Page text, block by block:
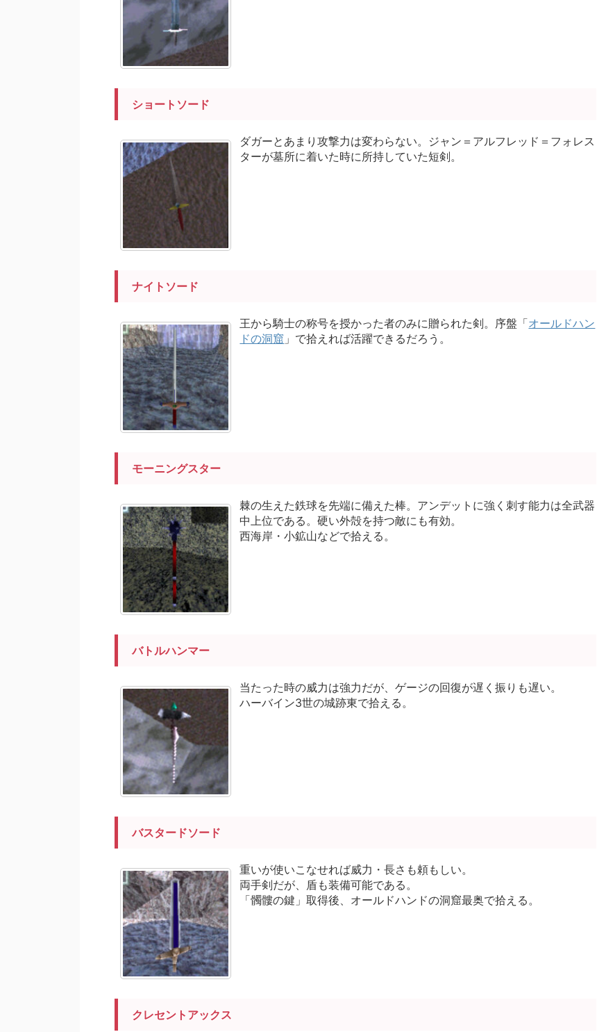
ショートソード
ダガーとあまり攻撃力は変わらない。ジャン＝アルフレッド＝フォレス
ターが墓所に着いた時に所持していた短剣。
ナイトソード
王から騎士の称号を授かった者のみに贈られた剣。序盤「オールドハン
ドの洞窟 」で拾えれば活躍できるだろう。
モーニングスター
棘の生えた鉄球を先端に備えた棒。アンデットに強く刺す能力は全武器
中上位である。硬い外殻を持つ敵にも有効。
西海岸・小鉱山などで拾える。
バトルハンマー
当たった時の威力は強力だが、ゲージの回復が遅く振りも遅い。
ハーバイン3世の城跡東で拾える。
バスタードソード
重いが使いこなせれば威力・長さも頼もしい。
両手剣だが、盾も装備可能である。
「髑髏の鍵」取得後、オールドハンドの洞窟最奥で拾える。
クレセントアックス